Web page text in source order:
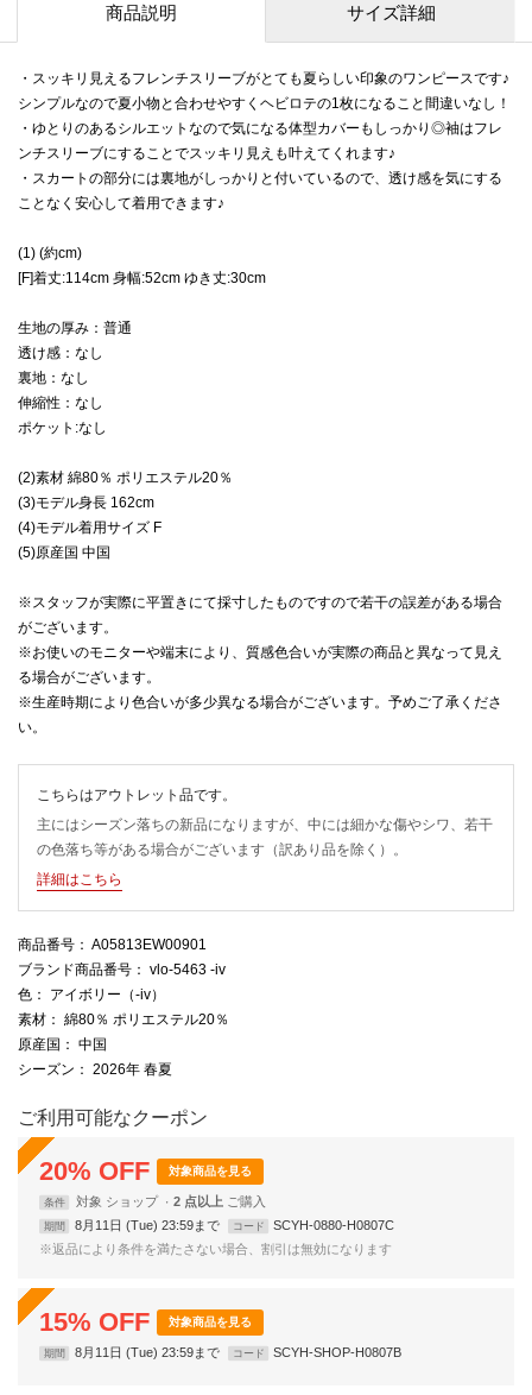
商品説明 サイズ詳細
・スッキリ見えるフレンチスリーブがとても夏らしい印象のワンピースです♪
シンプルなので夏小物と合わせやすくヘビロテの1枚になること間違いなし！
・ゆとりのあるシルエットなので気になる体型カバーもしっかり◎袖はフレ
ンチスリーブにすることでスッキリ見えも叶えてくれます♪
・スカートの部分には裏地がしっかりと付いているので、透け感を気にする
ことなく安心して着用できます♪
(1) (約cm)
[F]着丈:114cm 身幅:52cm ゆき丈:30cm
生地の厚み：普通
透け感：なし
裏地：なし
伸縮性：なし
ポケット:なし
(2)素材 綿80％ ポリエステル20％
(3)モデル身長 162cm
(4)モデル着用サイズ F
(5)原産国 中国
※スタッフが実際に平置きにて採寸したものですので若干の誤差がある場合
がございます。
※お使いのモニターや端末により、質感色合いが実際の商品と異なって見え
る場合がございます。
※生産時期により色合いが多少異なる場合がございます。予めご了承くださ
い。
こちらはアウトレット品です。
主にはシーズン落ちの新品になりますが、中には細かな傷やシワ、若干
の色落ち等がある場合がございます（訳あり品を除く）。
詳細はこちら
商品番号 ： A05813EW00901
ブランド商品番号 ： vlo-5463 -iv
色 ： アイボリー（-iv）
素材 ： 綿80％ ポリエステル20％
原産国 ： 中国
シーズン ： 2026年 春夏
ご利用可能なクーポン
20% OFF 対象商品を見る
条件 対象 ショップ 2 点以上
期間 8月11日 (Tue) 23:59まで コード
SCYH-0880-H0807C
※返品により条件を満たさない場合、割引は無効になります
15% OFF 対象商品を見る
期間 8月11日 (Tue) 23:59まで コード SCYH-SHOP-H0807B